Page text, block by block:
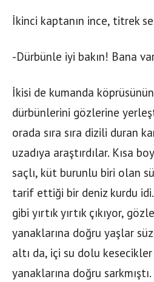
İkinci kaptanın ince, titrek
-Dürbünle iyi bakın! Bana
İkisi de kumanda
dürbünlerini gözlerine
orada sıra sıra dizili duran
uzadıya araştırdılar. Kısa
saçlı, küt burunlu biri olan
tarif ettiği bir deniz kurdu idi.
gibi yırtık yırtık çıkıyor,
yanaklarına doğru yaşlar
altı da, içi su dolu
yanaklarına doğru